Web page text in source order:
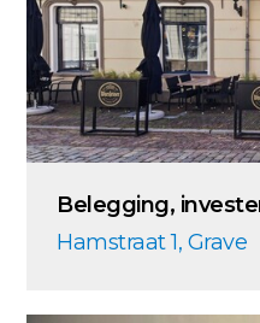
Belegging,
Hamstraat 1, Grave